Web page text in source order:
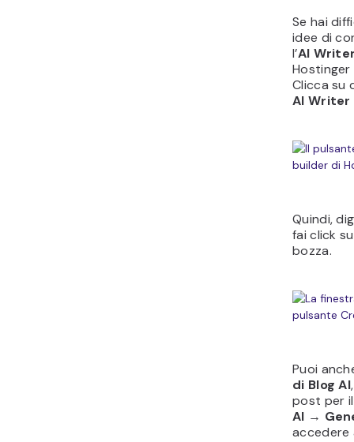
Se hai
idee di
l’AI
Clicca su
AI Writer
Quindi,
fai click
bozza.
Puoi
di Blog AI
post per
AI →
accedere